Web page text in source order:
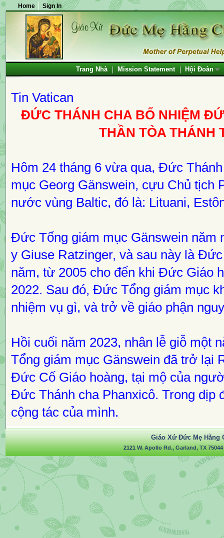
Home Sign In
Trang Nhà Mission Statement Hội Đoàn
Tin Vatican
ĐỨC THÁNH CHA BỔ NHIỆM
THẦN TÒA THÁNH
Hôm 24 tháng 6 vừa qua, Đức
mục Georg Gänswein, cựu Chủ tịch
nước vùng Baltic, đó là: Lituani,
Đức Tổng giám mục Gänswein năm
y Giuse Ratzinger, và sau này là
năm, từ 2005 cho đến khi Đức Giáo
2022. Sau đó, Đức Tổng giám mục
nhiệm vụ gì, và trở về giáo phận
Hồi cuối năm 2023, nhân lễ giỗ
Tổng giám mục Gänswein đã trở lại
Đức Cố Giáo hoàng, tại mộ của
Đức Thánh cha Phanxicô. Trong dịp
cộng tác của mình.
Giáo Xứ Đức Mẹ Hằng
2121 W. Apollo Rd., Garland, TX 75044